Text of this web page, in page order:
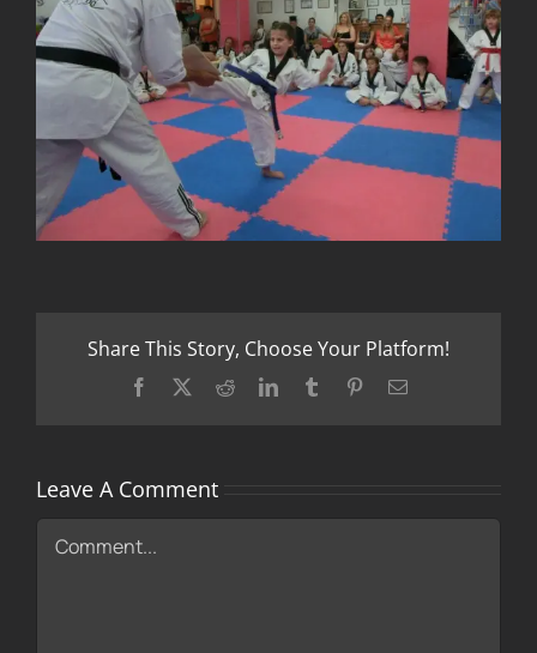
Share This Story, Choose Your Platform!
Facebook RedditLinkedInTumblr PinterestEmail
Leave A Comment
Comment